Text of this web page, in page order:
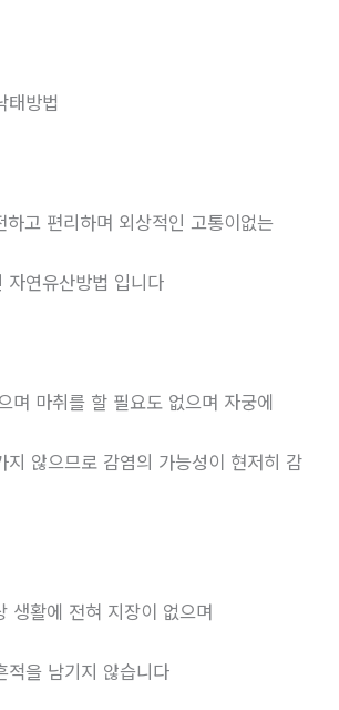
태방법
고 편리하며 외상적인 고통이없는
자연유산방법 입니다
며 마취를 할 필요도 없으며 자궁에
지 않으므로 감염의 가능성이 현저히 감
생활에 전혀 지장이 없으며
적을 남기지 않습니다